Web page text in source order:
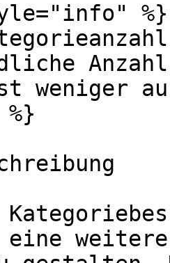
%}
weniger